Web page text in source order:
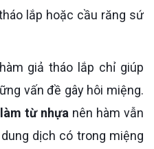
lắp hoặc cầu răng sứ
vấn đề gây hôi miệng.
từ nhựa nên hàm vẫn
dịch có trong miệng